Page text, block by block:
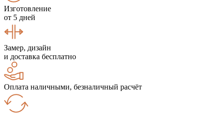
Изготовление
от 5 дней
Замер, дизайн
и доставка бесплатно
Оплата наличными, безналичный расчёт